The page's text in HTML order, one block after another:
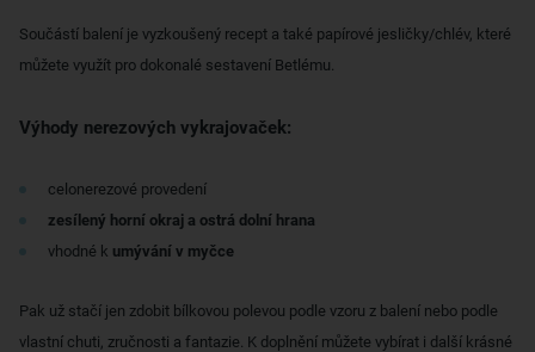
Součástí balení je vyzkoušený recept a také papírové jesličky/chlév, které
můžete využít pro dokonalé sestavení Betlému.
Výhody nerezových vykrajovaček:
celonerezové provedení
zesílený horní okraj a ostrá dolní hrana
vhodné k umývání v myčce
Pak už stačí jen zdobit bílkovou polevou podle vzoru z balení nebo podle
vlastní chuti, zručnosti a fantazie. K doplnění můžete vybírat i další krásné